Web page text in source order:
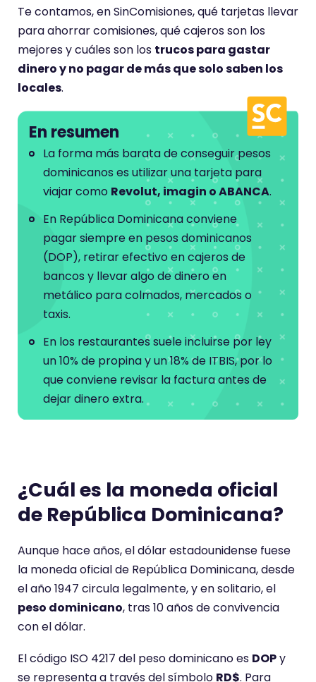
Te contamos, en SinComisiones, qué tarjetas llevar
para ahorrar comisiones, qué cajeros son los
mejores y cuáles son los trucos para gastar
dinero y no pagar de más que solo saben los
locales.
En resumen
La forma más barata de conseguir pesos
dominicanos es utilizar una tarjeta para
viajar como Revolut, imagin o ABANCA.
En República Dominicana conviene
pagar siempre en pesos dominicanos
(DOP), retirar efectivo en cajeros de
bancos y llevar algo de dinero en
metálico para colmados, mercados o
taxis.
En los restaurantes suele incluirse por ley
un 10% de propina y un 18% de ITBIS, por lo
que conviene revisar la factura antes de
dejar dinero extra.
¿Cuál es la moneda oficial
de República Dominicana?
Aunque hace años, el dólar estadounidense fuese
la moneda oficial de República Dominicana, desde
el año 1947 circula legalmente, y en solitario, el
peso dominicano, tras 10 años de convivencia
con el dólar.
El código ISO 4217 del peso dominicano es DOPy
se representa a través del símbolo RD$. Para